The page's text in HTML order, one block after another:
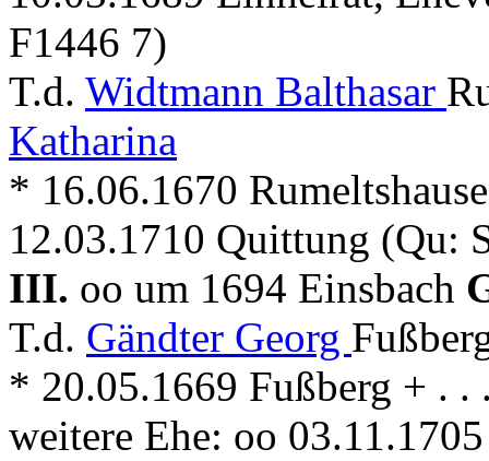
F1446 7)
T.d. Widtmann Balthasar
Katharina
* 16.06.1670
12.03.1710 Quittung (Qu:
III. oo um 1694 Einsbach
T.d. Gändter Georg
* 20.05.1669 Fußberg + . .
weitere Ehe: oo